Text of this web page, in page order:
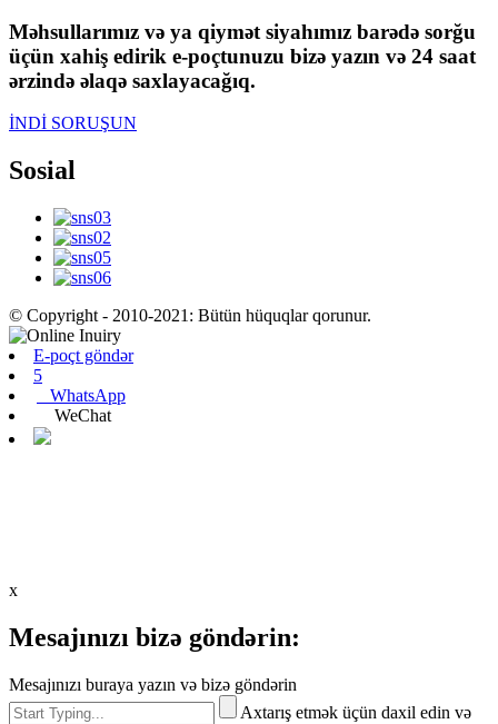
Məhsullarımız və ya qiymət siyahımız barədə sorğu
üçün xahiş edirik e-poçtunuzu bizə yazın və 24 saat
ərzində əlaqə saxlayacağıq.
İNDİ SORUŞUN
Sosial
© Copyright - 2010-2021: Bütün hüquqlar qorunur.
E-poçt göndər
5
WhatsApp
WeChat
x
Mesajınızı bizə göndərin:
Mesajınızı buraya yazın və bizə göndərin
Axtarış etmək üçün daxil edin və